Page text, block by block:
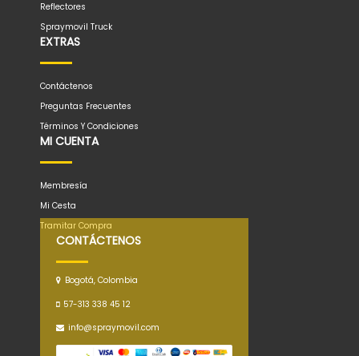
Reflectores
Spraymovil Truck
EXTRAS
Contáctenos
Preguntas Frecuentes
Términos Y Condiciones
MI CUENTA
Membresía
Mi Cesta
Tramitar Compra
CONTÁCTENOS
Bogotá, Colombia
57-313 338 45 12
info@spraymovil.com